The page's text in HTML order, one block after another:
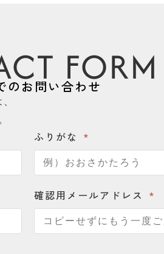
FORM
のお問い合わせ
ふりがな
確認用メールアドレス